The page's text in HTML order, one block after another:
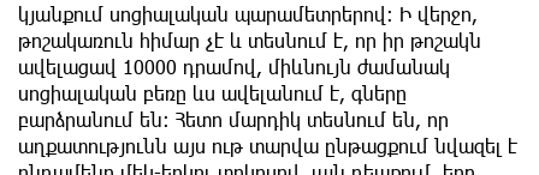
կյանքում սոցիալական պարամետրերով։ Ի վերջո,
թոշակառուն հիմար չէ և տեսնում է, որ իր թոշակն
ավելացավ 10000 դրամով, միևնույն ժամանակ
սոցիալական բեռը ևս ավելանում է, գները
բարձրանում են։ Հետո մարդիկ տեսնում են, որ
աղքատությունն այս ութ տարվա ընթացքում նվազել է